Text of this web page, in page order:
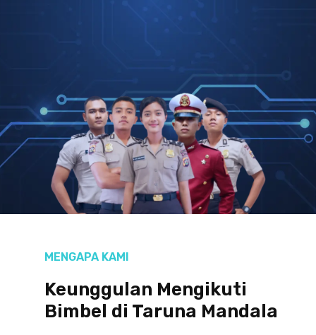
MENGAPA KAMI
Keunggulan Mengikuti
Bimbel di Taruna Mandala